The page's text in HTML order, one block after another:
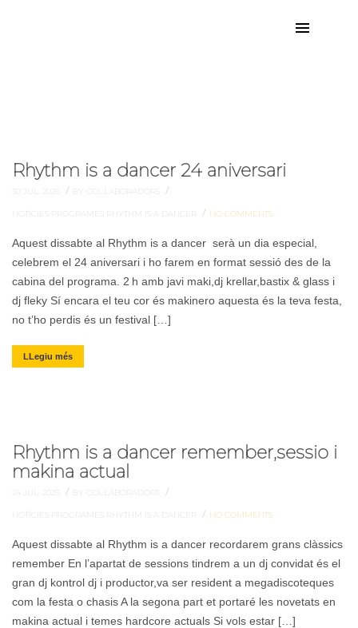
Rhythm is a dancer 24 aniversari
/ BY COL·LABORADORS /
NOTÍCIES PROGRAMES RHYTHM IS A DANCER / NO COMMENTS
Aquest dissabte al Rhythm is a dancer serà un dia especial,
celebrem el 24 aniversari i ho farem en format sessió des de la
cabina del programa. 2 h amb javi maki,dj krellar,bastix & glass i
dj fleky Sí encara el teu cor és makinero aquesta és la teva festa,
no t’ho perdis és un festival […]
LLegiu més
Rhythm is a dancer remember,sessio i
makina actual
24 JUL. 2026 / BY COL·LABORADORS /
NOTÍCIES PROGRAMES RHYTHM IS A DANCER / NO COMMENTS
Aquest dissabte al Rhythm is a dancer recordarem grans clàssics
remember En l’apartat de sessions tindrem a un dj convidat és el
gran dj kontrol dj i productor,va ser resident a megadiscoteques
com la festa o chasis A la segona part et portaré les novetats en
makina actual i temes hardcore actuals Si vols estar […]